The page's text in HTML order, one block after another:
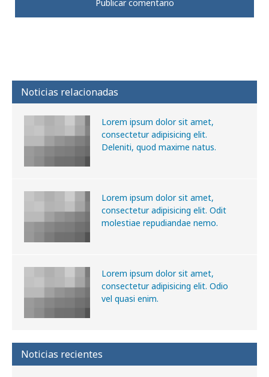
Noticias relacionadas
Lorem ipsum dolor sit amet,
consectetur adipisicing elit.
Deleniti, quod maxime natus.
Lorem ipsum dolor sit amet,
consectetur adipisicing elit. Odit
molestiae repudiandae nemo.
Lorem ipsum dolor sit amet,
consectetur adipisicing elit. Odio
vel quasi enim.
Noticias recientes